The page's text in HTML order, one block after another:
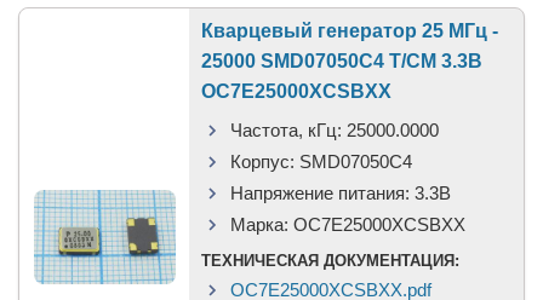
Кварцевый генератор 25 МГц -
25000 SMD07050C4 T/CM 3.3В
OC7E25000XCSBXX
Частота, кГц: 25000.0000
Корпус: SMD07050C4
Напряжение питания: 3.3В
Марка: OC7E25000XCSBXX
ТЕХНИЧЕСКАЯ ДОКУМЕНТАЦИЯ:
OC7E25000XCSBXX.pdf